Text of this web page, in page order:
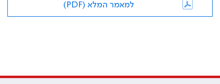
למאמר המלא (PDF)